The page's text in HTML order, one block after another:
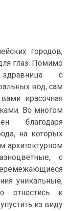
городов,
глаз. Помимо
с
вод, сам
красочная
Во многом
благодаря
на которых
архитектурном
с
уникальные,
отнестись к
из виду